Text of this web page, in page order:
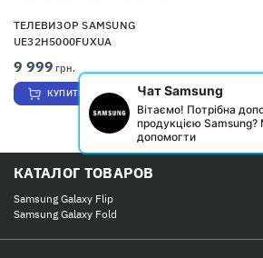
ТЕЛЕВИЗОР SAMSUNG
UE32H5000FUXUA
9 999 грн.
КУПИТЬ
КАТАЛОГ ТОВАРОВ
Samsung Galaxy Flip
Samsung Galaxy Fold
Чат Samsung
Вітаємо! Потрібна
продукцією
допомогти